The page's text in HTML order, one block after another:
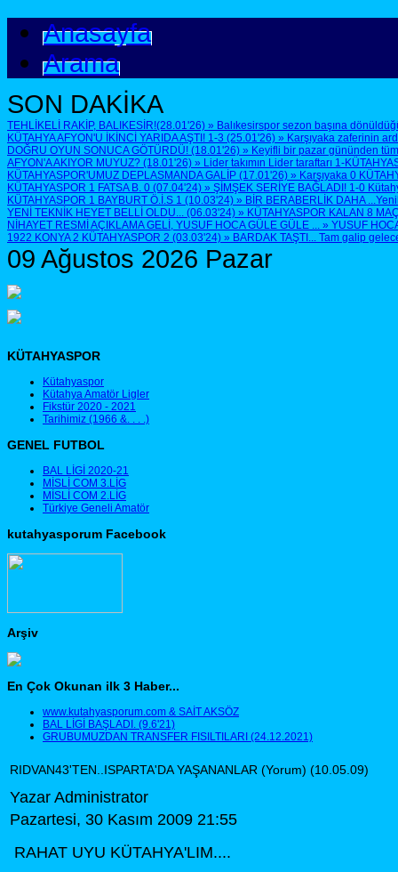
Anasayfa
Arama
SON DAKİKA
TEHLİKELİ RAKİP, BALIKESİR!(28.01'26) » Balıkesirspor sezon başına
KÜTAHYA AFYON'U İKİNCİ YARIDA AŞTI! 1-3 (25.01'26) » Karşıyaka zaferinin
DOĞRU OYUN SONUCA GÖTÜRDÜ! (18.01'26) » Keyifli bir pazar gününden
AFYON'A AKIYOR MUYUZ? (18.01'26) » Lider takımın Lider taraftarı 1-
KÜTAHYASPOR'UMUZ DEPLASMANDA GALİP (17.01'26) » Karşıyaka 0
KÜTAHYASPOR 1 FATSA B. 0 (07.04'24) » ŞİMŞEK SERİYE BAĞLADI! 1-0
KÜTAHYASPOR 1 BAYBURT Ö.İ.S 1 (10.03'24) » BİR BERABERLİK DAHA
YENİ TEKNİK HEYET BELLİ OLDU... (06.03'24) » KÜTAHYASPOR KALAN 8
NİHAYET RESMİ AÇIKLAMA GELİ, YUSUF HOCA GÜLE GÜLE ... » YUSUF
1922 KONYA 2 KÜTAHYASPOR 2 (03.03'24) » BARDAK TAŞTI... Tam galip
09 Ağustos 2026 Pazar
KÜTAHYASPOR
Kütahyaspor
Kütahya Amatör Ligler
Fikstür 2020 - 2021
Tarihimiz (1966 &. . . .)
GENEL FUTBOL
BAL LİGİ 2020-21
MİSLİ COM 3.LİG
MİSLİ COM 2.LİG
Türkiye Geneli Amatör
kutahyasporum Facebook
Arşiv
En Çok Okunan ilk 3 Haber...
www.kutahyasporum.com & SAİT AKSÖZ
BAL LİGİ BAŞLADI. (9.6'21)
GRUBUMUZDAN TRANSFER FISILTILARI (24.12.2021)
RIDVAN43'TEN..ISPARTA'DA YAŞANANLAR (Yorum) (10.05.09)
Yazar Administrator
Pazartesi, 30 Kasım 2009 21:55
RAHAT UYU KÜTAHYA'LIM....